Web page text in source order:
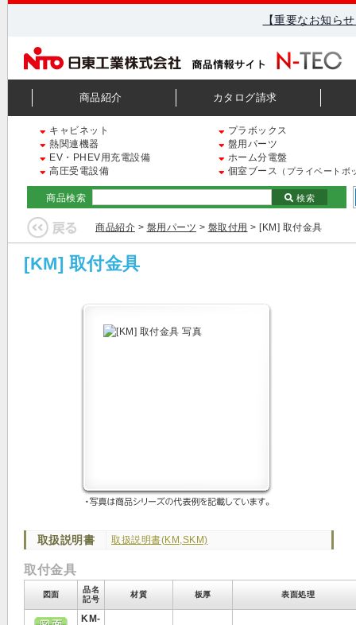
【重要なお知ら
商品紹介 カタログ請求
キャビネット
プラボックス
熱関連機器
盤用パーツ
EV・PHEV用充電設備
ホーム分電盤
高圧受電設備
個室ブース （プライベートボ
商品検索 検索
商品紹介 > 盤用パーツ > 盤取付用 > [KM] 取付金具
[KM] 取付金具
取扱説明書 取扱説明書(KM,SKM)
取付金具
図面
品名
記号
材質 板厚 表面処理
KM-